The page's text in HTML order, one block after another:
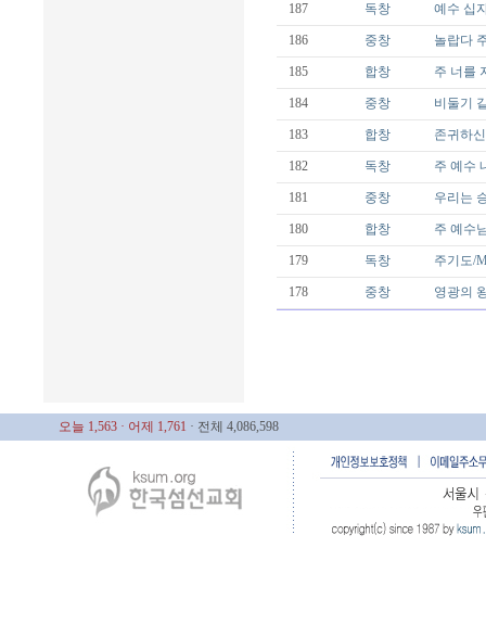
187 독창 예수 십
186 중창 놀랍다
185 합창 주 너를
184 중창 비둘기
183 합창 존귀하
182 독창 주 예수
181 중창 우리는
180 합창 주 예수
179 독창 주기도/
178 중창 영광의
오늘 1,563 · 어제 1,761 · 전체 4,086,598